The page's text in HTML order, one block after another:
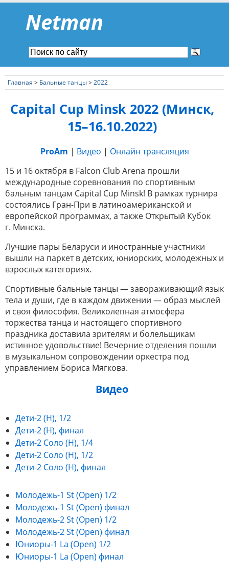
Netman
Главная > Бальные танцы>2022
Capital Cup Minsk 2022 (Минск,
15–16.10.2022)
ProAm | Видео | Онлайн трансляция
15 и 16 октября в Falcon Club Arena прошли
международные соревнования по спортивным
бальным танцам Capital Cup Minsk! В рамках турнира
состоялись Гран-При в латиноамериканской и
европейской программах, а также Открытый Кубок
г. Минска.
Лучшие пары Беларуси и иностранные участники
вышли на паркет в детских, юниорских, молодежных и
взрослых категориях.
Спортивные бальные танцы — завораживающий язык
тела и души, где в каждом движении — образ мыслей
и своя философия. Великолепная атмосфера
торжества танца и настоящего спортивного
праздника доставила зрителям и болельщикам
истинное удовольствие! Вечерние отделения пошли
в музыкальном сопровождении оркестра под
управлением Бориса Мягкова.
Видео
Дети-2 (Н), 1/2
Дети-2 (Н), финал
Дети-2 Соло (Н), 1/4
Дети-2 Соло (Н), 1/2
Дети-2 Соло (Н), финал
Молодежь-1 St (Open) 1/2
Молодежь-1 St (Open) финал
Молодежь-2 St (Open) 1/2
Молодежь-2 St (Open) финал
Юниоры-1 La (Open) 1/2
Юниоры-1 La (Open) финал